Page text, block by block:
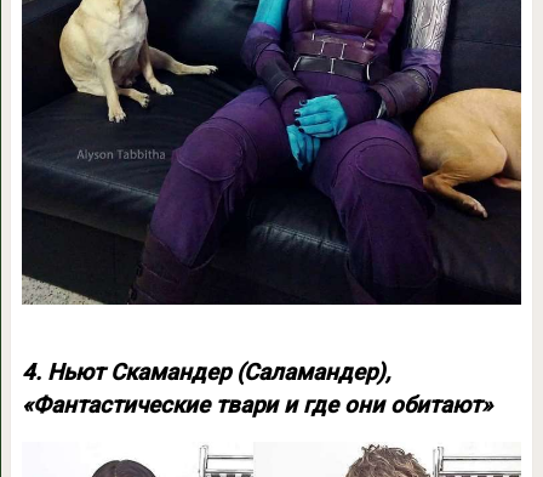
4. Ньют Скамандер (Саламандер),
«Фантастические твари и где они обитают»